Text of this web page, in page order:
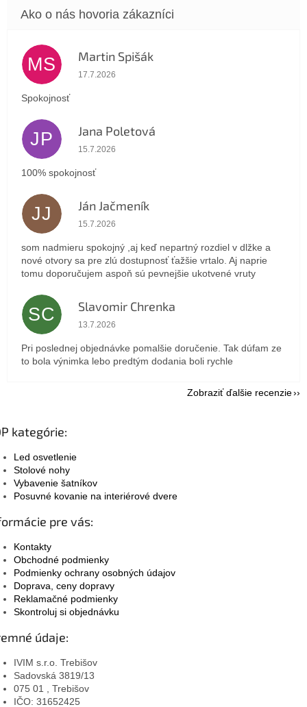
MS Martin Spišák
Hodnotenie obchodu je 5 z 5 hviezdičiek.
17.7.2026
Spokojnosť
JP Jana Poletová
Hodnotenie obchodu je 5 z 5 hviezdičiek.
15.7.2026
100% spokojnosť
JJ Ján Jačmeník
Hodnotenie obchodu je 5 z 5 hviezdičiek.
15.7.2026
som nadmieru spokojný ,aj keď nepartný rozdiel v dlžke a
nové otvory sa pre zlú dostupnosť ťažšie vrtalo. Aj naprie
tomu doporučujem aspoň sú pevnejšie ukotvené vruty
SC Slavomir Chrenka
Hodnotenie obchodu je 5 z 5 hviezdičiek.
13.7.2026
Pri poslednej objednávke pomalšie doručenie. Tak dúfam ze
to bola výnimka lebo predtým dodania boli rychle
Zobraziť ďalšie recenzie
kategórie:
Led osvetlenie
Stolové nohy
Vybavenie šatníkov
Posuvné kovanie na interiérové dvere
pre vás:
Kontakty
Obchodné podmienky
Podmienky ochrany osobných údajov
Doprava, ceny dopravy
Reklamačné podmienky
Skontroluj si objednávku
údaje:
IVIM s.r.o. Trebišov
Sadovská 3819/13
075 01 , Trebišov
IČO: 31652425